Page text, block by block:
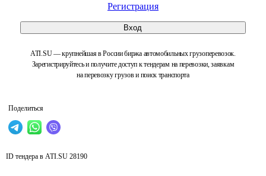
Регистрация
Вход
ATI.SU — крупнейшая в России биржа автомобильных грузоперевозок.
Зарегистрируйтесь и получите доступ к тендерам на перевозки, заявкам
на перевозку грузов и поиск транспорта
Поделиться
ID тендера в ATI.SU 28190